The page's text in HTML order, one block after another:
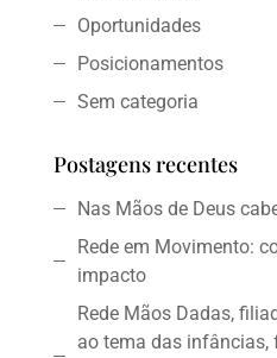
Oportunidades
Posicionamentos
Sem categoria
Postagens recentes
Nas Mãos de Deus
Rede em Movimento:
impacto
Rede Mãos Dadas,
ao tema das infâncias,